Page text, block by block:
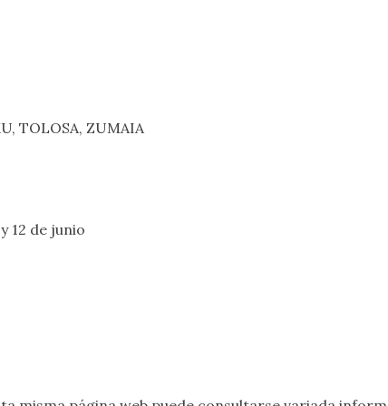
TOLOSA, ZUMAIA
12 de junio